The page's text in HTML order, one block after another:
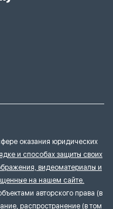
оказания юридических
и способах защиты своих
видеоматериалы и
на нашем сайте.
авторского права (в
распространение (в том